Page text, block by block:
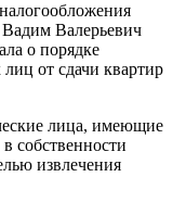
Валерьевич
о порядке
от сдачи квартир
лица, имеющие
собственности
извлечения